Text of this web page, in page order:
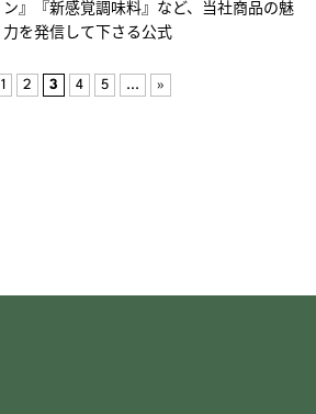
ン』『新感覚調味料』など、当社商品の魅
力を発信して下さる公式
1 2 3 4 5 ... »